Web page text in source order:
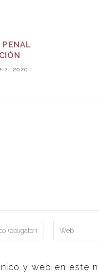
2, 2020
y web en este